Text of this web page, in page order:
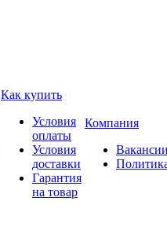
Как купить
Условия
оплаты
Условия
доставки
Гарантия
на товар
Компания